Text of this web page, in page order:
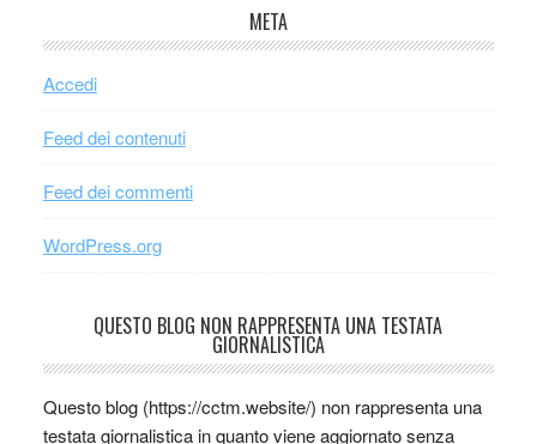
META
Accedi
Feed dei contenuti
Feed dei commenti
WordPress.org
QUESTO BLOG NON RAPPRESENTA UNA TESTATA
GIORNALISTICA
Questo blog (https://cctm.website/) non rappresenta una
testata giornalistica in quanto viene aggiornato senza